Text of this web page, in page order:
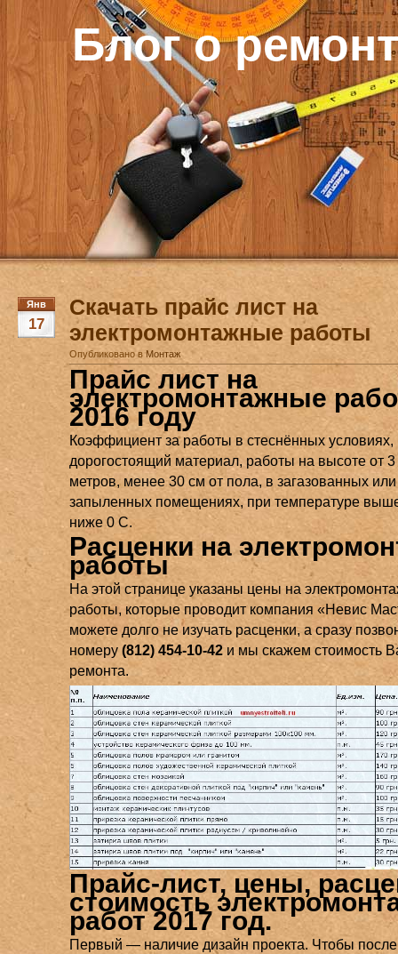
Блог о
Янв
17
Скачать прайс лист на
электромонтажные работы
Опубликовано вМонтаж
Прайс лист на
электромонтажные
2016 году
Коэффициент за работы в стеснённых условиях,
дорогостоящий материал, работы на высоте от
метров, менее 30 см от пола, в загазованных или
запыленных помещениях, при температуре
ниже 0 С.
Расценки на
работы
На этой странице указаны цены на
работы, которые проводит компания «Невис
можете долго не изучать расценки, а сразу
номеру (812) 454-10-42 и мы скажем стоимость
ремонта.
Прайс-лист, цены,
стоимость
работ 2017 год.
Первый — наличие дизайн проекта. Чтобы